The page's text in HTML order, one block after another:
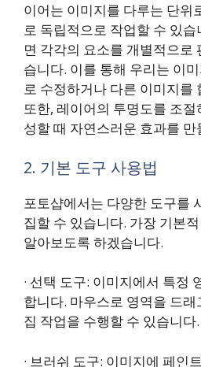
이어는 이미지를 다루는 단위
로 독립적으로 작업할 수 있
면 각각의 요소를 개별적으로
습니다. 이를 통해 우리는 이
로 수정하거나 다른 이미지를
또한, 레이어의 투명도를 조
성할 때 자연스러운 효과를 만
2. 기본 도구 사용법
포토샵에서는 다양한 도구를
집할 수 있습니다. 가장 기본
알아보도록 하겠습니다.
· 선택 도구: 이미지에서 특정
합니다. 마우스로 영역을 드
집 작업을 수행할 수 있습니다.
· 브러쉬 도구: 이미지에 페인